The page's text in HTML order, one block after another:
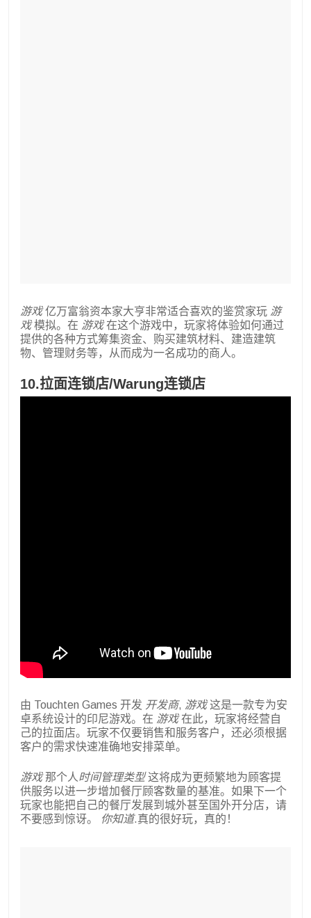
游戏亿万富翁资本家大亨非常适合喜欢的鉴赏家玩 游
戏模拟。在 游戏在这个游戏中，玩家将体验如何通过
提供的各种方式筹集资金、购买建筑材料、建造建筑
物、管理财务等，从而成为一名成功的商人。
10.拉面连锁店/Warung连锁店
由 Touchten Games 开发 开发商, 游戏这是一款专为安
卓系统设计的印尼游戏。在 游戏在此，玩家将经营自
己的拉面店。玩家不仅要销售和服务客户，还必须根据
客户的需求快速准确地安排菜单。
游戏那个人时间管理类型这将成为更频繁地为顾客提
供服务以进一步增加餐厅顾客数量的基准。如果下一个
玩家也能把自己的餐厅发展到城外甚至国外开分店，请
不要感到惊讶。
你知道.真的很好玩，真的！